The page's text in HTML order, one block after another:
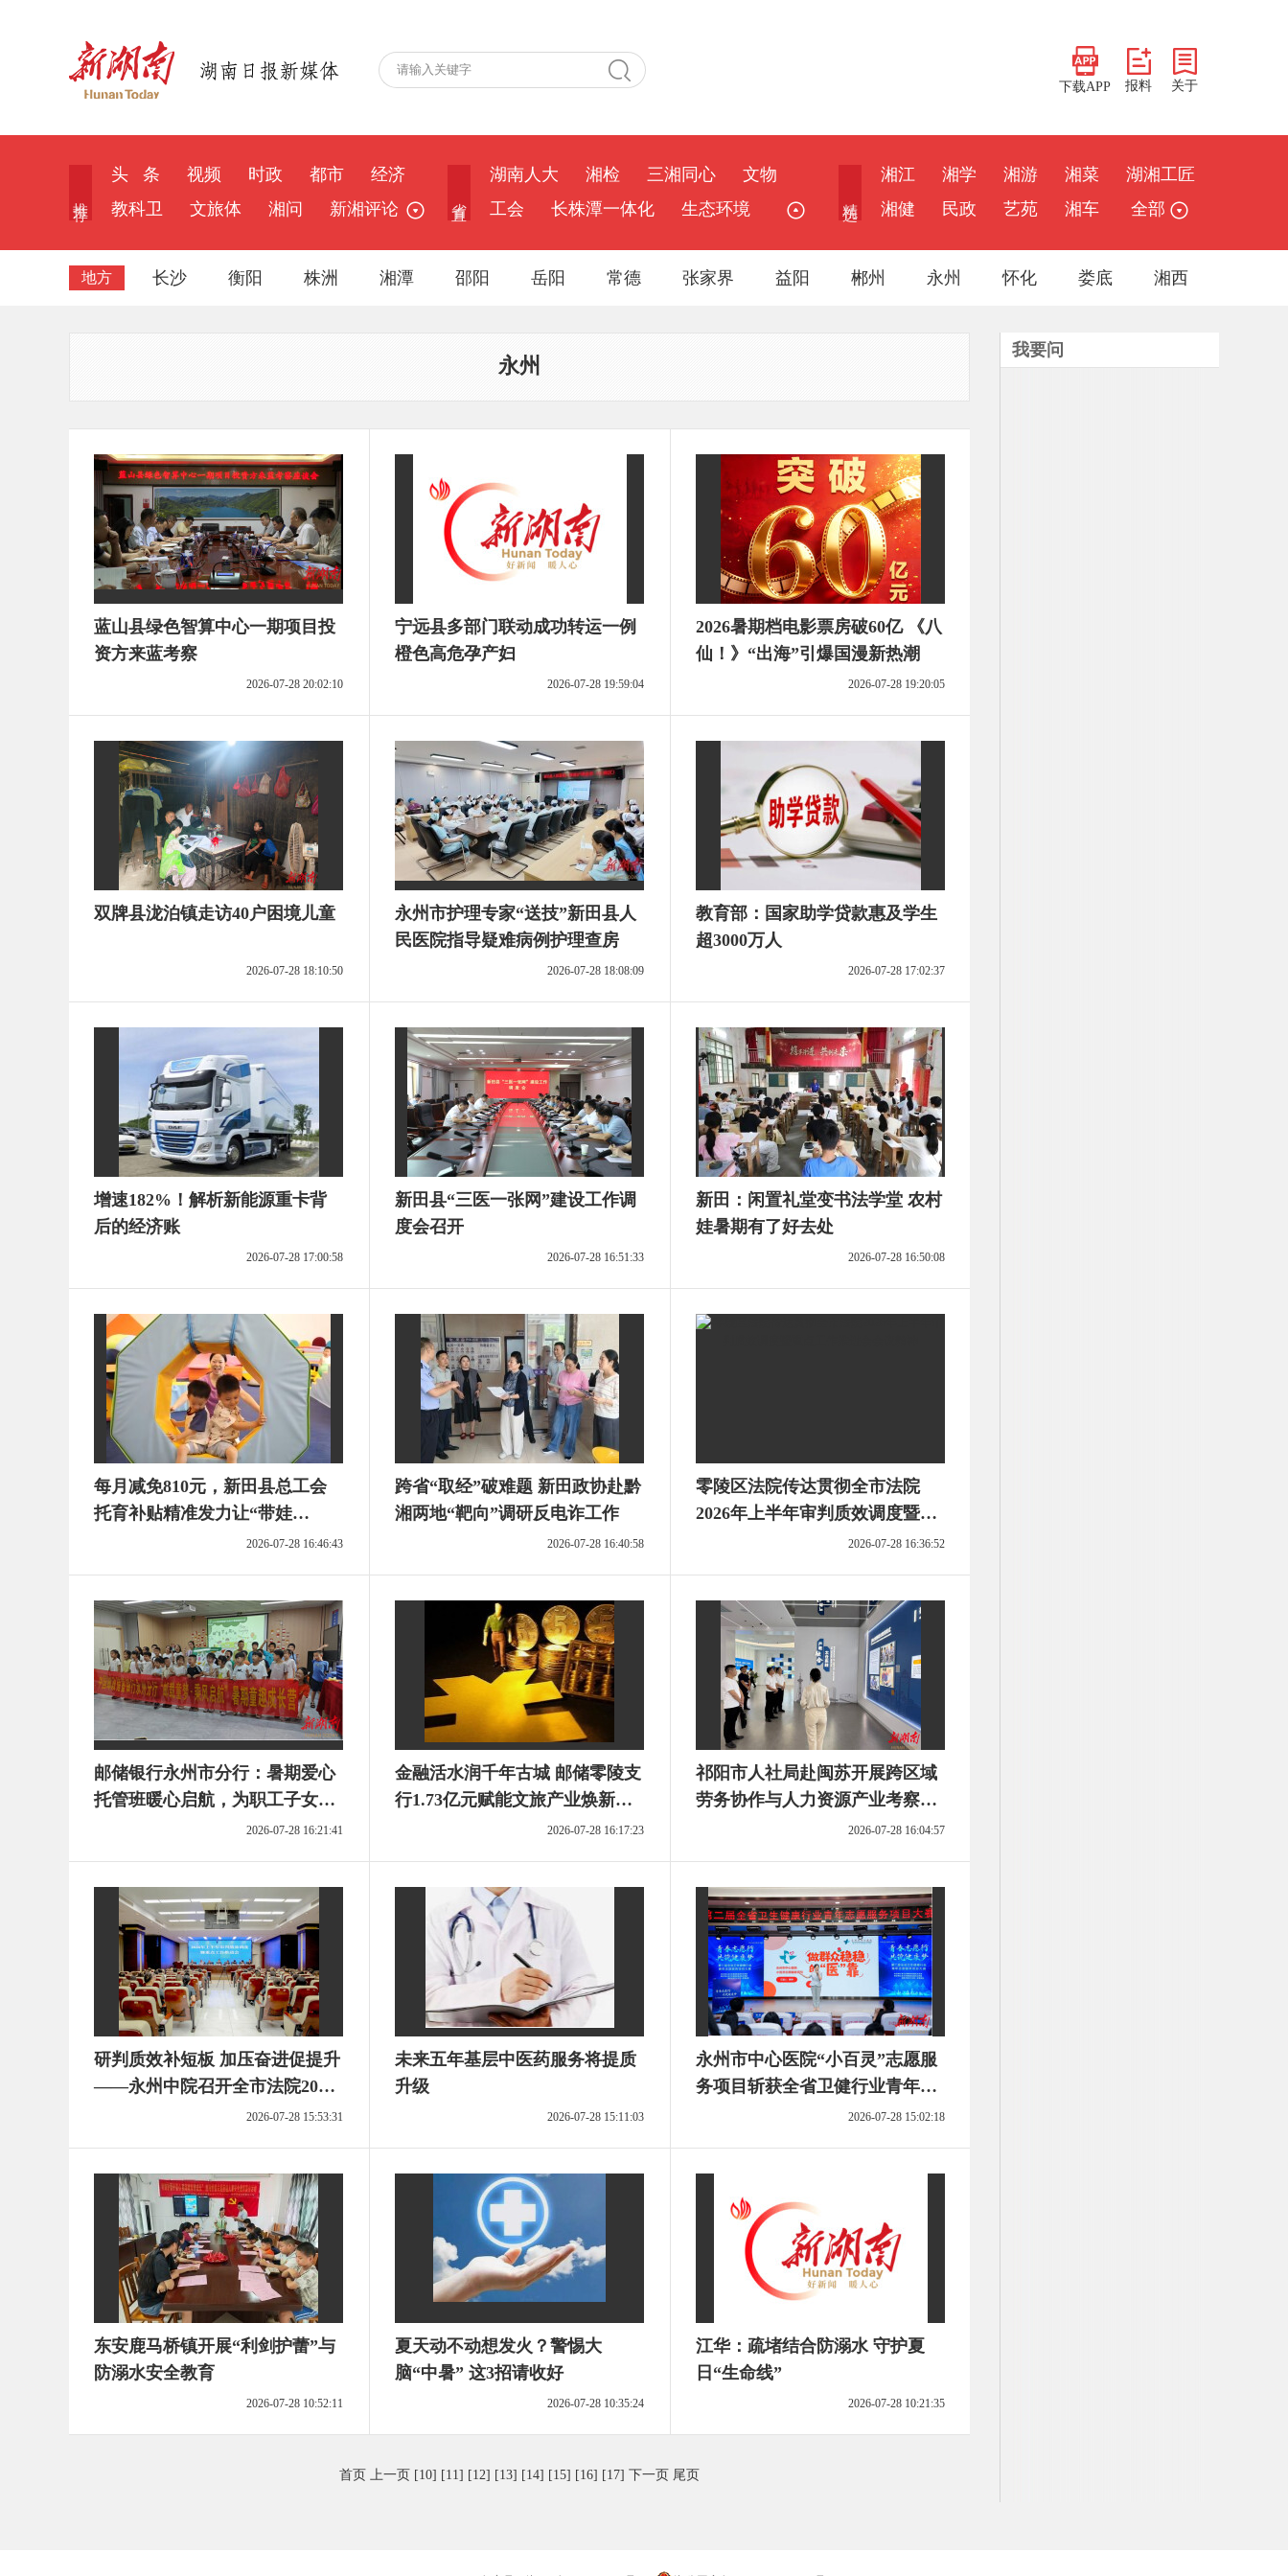
下载APP 报料 关于
头 条 视频 时政 都市
经济
教科卫
文旅体 湘问 新湘评论
湖南人大 湘检 三湘同心
文物
工会
长株潭一体化 生态环境
湘江 湘学 湘游 湘菜
湖湘工匠
湘健
民政 艺苑 湘车 全部
地方 长沙 衡阳 株洲 湘潭 邵阳 岳阳 常德 张家界 益阳 郴州 永州 怀化 娄底 湘西
永州
蓝山县绿色智算中心一期项目投
资方来蓝考察
2026-07-28 20:02:10
宁远县多部门联动成功转运一例
橙色高危孕产妇
2026-07-28 19:59:04
2026暑期档电影票房破60亿 《八
仙！》“出海”引爆国漫新热潮
2026-07-28 19:20:05
双牌县泷泊镇走访40户困境儿童
2026-07-28 18:10:50
永州市护理专家“送技”新田县人
民医院指导疑难病例护理查房
2026-07-28 18:08:09
教育部：国家助学贷款惠及学生
超3000万人
2026-07-28 17:02:37
增速182%！解析新能源重卡背
后的经济账
2026-07-28 17:00:58
新田县“三医一张网”建设工作调
度会召开
2026-07-28 16:51:33
新田：闲置礼堂变书法学堂 农村
娃暑期有了好去处
2026-07-28 16:50:08
每月减免810元，新田县总工会
托育补贴精准发力让“带娃
2026-07-28 16:46:43
跨省“取经”破难题 新田政协赴黔
湘两地“靶向”调研反电诈工作
2026-07-28 16:40:58
零陵区法院传达贯彻全市法院
2026年上半年审判质效调度暨重
点工作推进会会议精神2026-07-28 16:36:52
邮储银行永州市分行：暑期爱心
托管班暖心启航，为职工子女打
2026-07-28 16:21:41
金融活水润千年古城 邮储零陵支
行1.73亿元赋能文旅产业焕新升
2026-07-28 16:17:23
祁阳市人社局赴闽苏开展跨区域
劳务协作与人力资源产业考察调
2026-07-28 16:04:57
研判质效补短板 加压奋进促提升
——永州中院召开全市法院2026
年上半年审判质效调度暨重点工
2026-07-28 15:53:31
未来五年基层中医药服务将提质
升级
2026-07-28 15:11:03
永州市中心医院“小百灵”志愿服
务项目斩获全省卫健行业青年志
2026-07-28 15:02:18
东安鹿马桥镇开展“利剑护蕾”与
防溺水安全教育
2026-07-28 10:52:11
夏天动不动想发火？警惕大
脑“中暑” 这3招请收好
2026-07-28 10:35:24
江华：疏堵结合防溺水 守护夏
日“生命线”
2026-07-28 10:21:35
首页 上一页 [10] [11] [12] [13] [14] [15] [16] [17] 下一页 尾页
我要问